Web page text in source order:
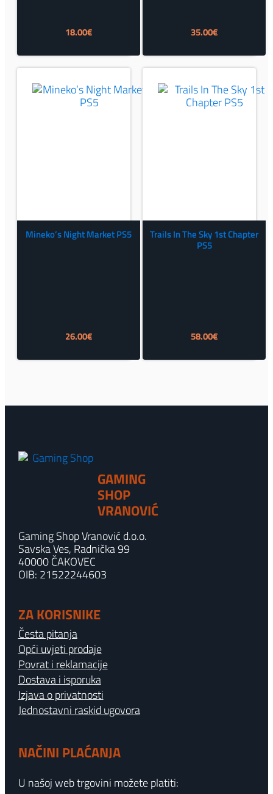
18.00€ 35.00€
Mineko’s Night Market PS5
26.00€
Trails In The Sky 1st Chapter
PS5
58.00€
GAMING
SHOP
VRANOVIĆ
Gaming Shop Vranović d.o.o.
Savska Ves, Radnička 99
40000 ČAKOVEC
OIB: 21522244603
ZA KORISNIKE
Česta pitanja
Opći uvjeti prodaje
Povrat i reklamacije
Dostava i isporuka
Izjava o privatnosti
Jednostavni raskid ugovora
NAČINI PLAĆANJA
U našoj web trgovini možete platiti: